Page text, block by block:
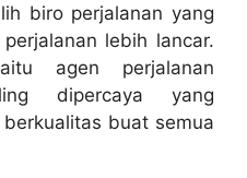
biro perjalanan yang
lebih lancar.
agen perjalanan
dipercaya yang
buat semua